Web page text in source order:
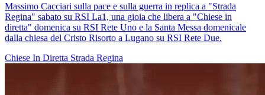
Massimo Cacciari sulla pace e sulla guerra in replica a "Strada
Regina" sabato su RSI La1, una gioia che libera a "Chiese in
diretta" domenica su RSI Rete Uno e la Santa Messa domenicale
dalla chiesa del Cristo Risorto a Lugano su RSI Rete Due.
Chiese In Diretta Strada Regina